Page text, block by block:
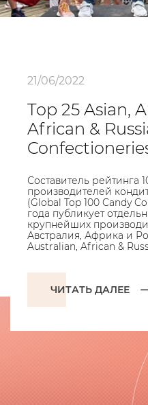
21/06/2022
Top 25 Asian,
African &
Составитель
производителей
(Global Top 100 Candy
года публикует
крупнейших
Австралия, Африка и
Australian, African &
ЧИТАТЬ ДАЛЕЕ